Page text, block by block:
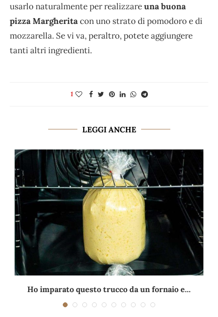
usarlo naturalmente per realizzareuna buona
pizza Margheritacon uno strato di pomodoro e di
mozzarella. Se vi va, peraltro, potete aggiungere
tanti altri ingredienti.
1
LEGGI ANCHE
Ho imparato questo trucco da un fornaio e...